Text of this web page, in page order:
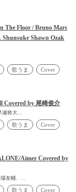
The Floor / Bruno Mars
Shunsuke Shawn Ozak
歌うま Cover
Covered by 尾崎俊介
将大...
歌うま Cover
Aimer Covered by
友輔、...
歌うま Cover